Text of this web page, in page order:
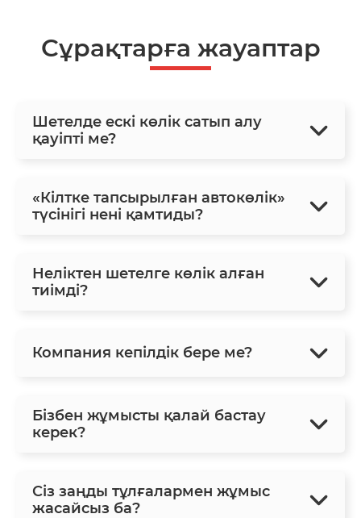
Сұрақтарға жауаптар
Шетелде ескі көлік сатып алу
қауіпті ме?
«Кілтке тапсырылған автокөлік»
түсінігі нені қамтиды?
Неліктен шетелге көлік алған
тиімді?
Компания кепілдік бере ме?
Бізбен жұмысты қалай бастау
керек?
Сіз заңды тұлғалармен жұмыс
жасайсыз ба?